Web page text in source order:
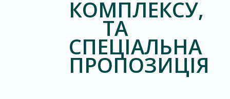
КОМПЛЕКСУ,
ТА
СПЕЦІАЛЬНА
ПРОПОЗИЦІЯ